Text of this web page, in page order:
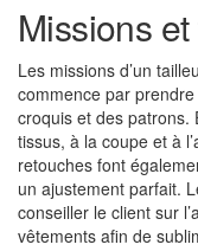
Missions
Les missions d’un
commence par
croquis et des patrons.
tissus, à la coupe et à
retouches font
un ajustement parfait.
conseiller le client sur
vêtements afin de